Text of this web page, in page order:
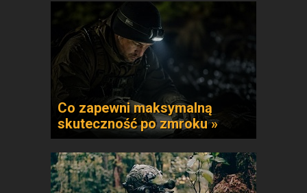
Co zapewni maksymalną
skuteczność po zmroku »